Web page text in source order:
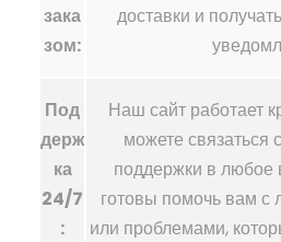
зака
зом:
доставки и
Под
держ
ка
24/7
:
Наш сайт работает
можете связаться
поддержки в
готовы помочь вам
или проблемами,